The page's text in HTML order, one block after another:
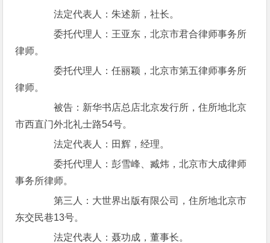
法定代表人：朱述新，社长。
委托代理人：王亚东，北京市君合律师事务所
律师。
委托代理人：任丽颖，北京市第五律师事务所
律师。
被告：新华书店总店北京发行所，住所地北京
市西直门外北礼士路54号。
法定代表人：田辉，经理。
委托代理人：彭雪峰、臧炜，北京市大成律师
事务所律师。
第三人：大世界出版有限公司，住所地北京市
东交民巷13号。
法定代表人：聂功成，董事长。